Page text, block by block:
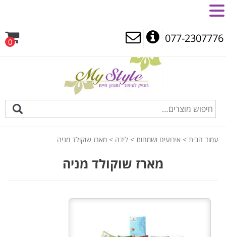
077-2307776
0
עמוד הבית > אירועים ושמחות > לידה > מארז שוקולד מניה
מארז שוקולד מניה